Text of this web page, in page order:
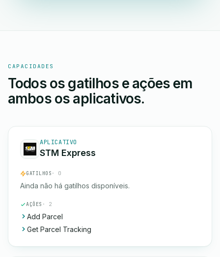
CAPACIDADES
Todos os gatilhos e ações em
ambos os aplicativos.
APLICATIVO
STM Express
GATILHOS · 0
Ainda não há gatilhos disponíveis.
AÇÕES · 2
Add Parcel
Get Parcel Tracking